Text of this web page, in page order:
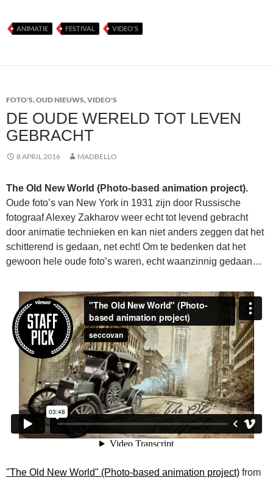
ANIMATIE FESTIVAL VIDEO'S
FOTO'S,OUD NIEUWS,VIDEO'S
DE OUDE WERELD TOT LEVEN
GEBRACHT
8 APRIL 2016 MADBELLO
The Old New World (Photo-based animation project).
Oude foto’s van New York in 1931 zijn door Russische
fotograaf Alexey Zakharov weer echt tot levend gebracht
door animatie technieken en kan niet anders zeggen dat het
schitterend is gedaan, net echt! Om te bedenken dat het
gewoon hele oude foto’s waren, echt waanzinnig gedaan…
"The Old New World" (Photo-based animation project) from